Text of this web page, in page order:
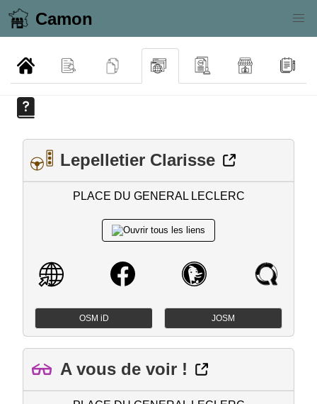
Camon
Lepelletier Clarisse
PLACE DU GENERAL LECLERC
OSM iD JOSM
A vous de voir !